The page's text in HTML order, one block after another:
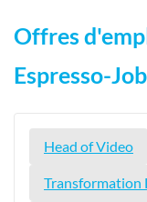
Offres
Espresso-
Head of Video
Transformation